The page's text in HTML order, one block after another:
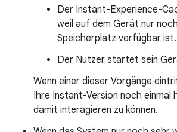
Der Instant-Experience-
weil auf dem Gerät nur
Speicherplatz verfügbar ist.
Der Nutzer startet sein
Wenn einer dieser Vorgänge
Ihre Instant-Version noch einmal
damit interagieren zu können.